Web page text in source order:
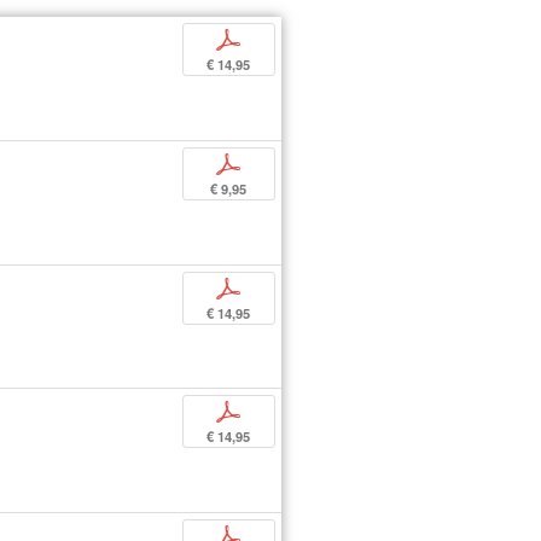
p
€ 14,95
p
€ 9,95
p
€ 14,95
p
€ 14,95